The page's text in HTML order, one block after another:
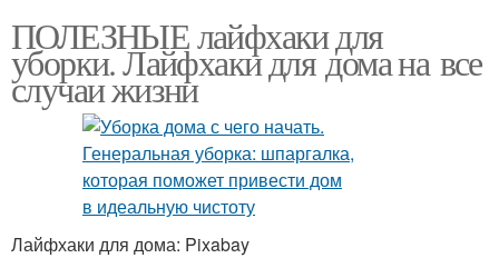
ПОЛЕЗНЫЕ лайфхаки для
уборки. Лайфхаки для дома на все
случаи жизни
Лайфхаки для дома: Pixabay